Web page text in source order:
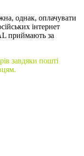
однак, оплачувати
інтернет
приймають за
завдяки пошті